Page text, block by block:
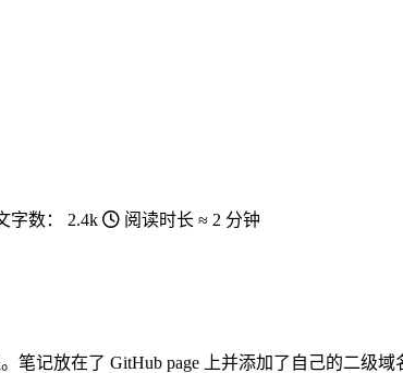
字数： 2.4k 阅读时长 ≈ 2 分钟
笔记放在了 GitHub page 上并添加了自己的二级域